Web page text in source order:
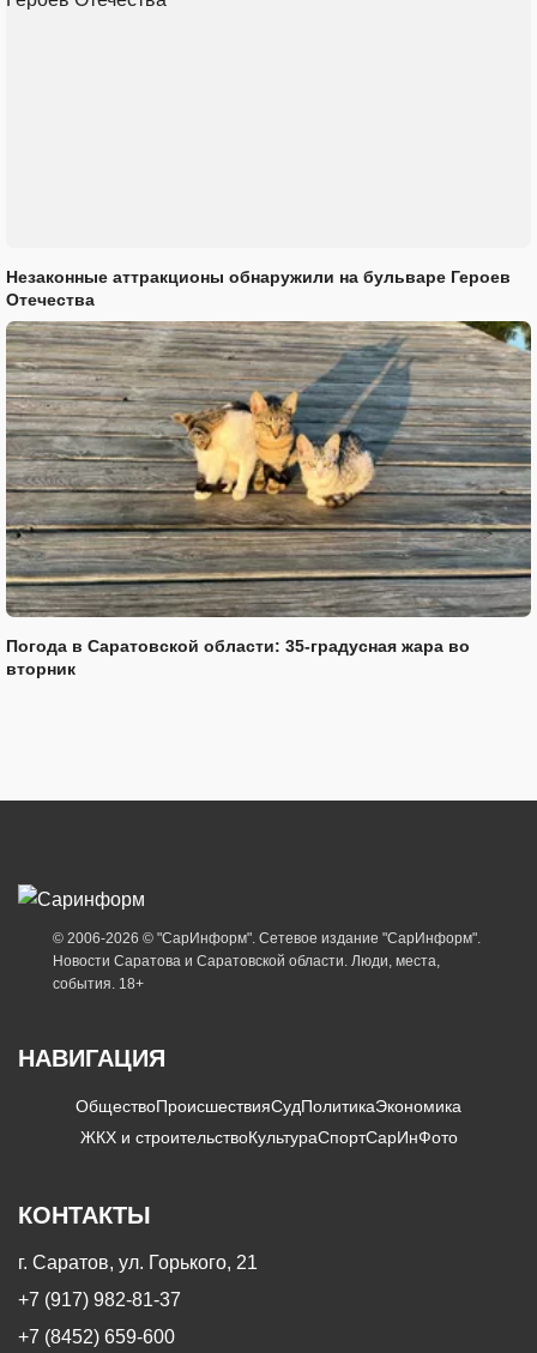
Незаконные аттракционы обнаружили на бульваре Героев
Отечества
Погода в Саратовской области: 35-градусная жара во
вторник
© 2006-2026 © "СарИнформ". Сетевое издание "СарИнформ".
Новости Саратова и Саратовской области. Люди, места,
события. 18+
НАВИГАЦИЯ
ОбществоПроисшествияСудПолитикаЭкономика
ЖКХ и строительствоКультураСпортСарИнФото
КОНТАКТЫ
г. Саратов, ул. Горького, 21
+7 (917) 982-81-37
+7 (8452) 659-600